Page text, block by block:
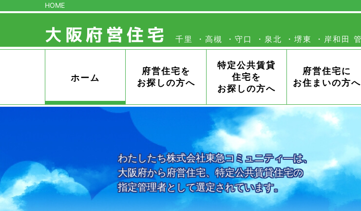
HOME
大阪府営住宅
管
ン
タ
ー
千里 高槻 守口 泉北 堺東 岸和田
ホーム
府営住宅を
お探しの方へ
特定公共賃貸
住宅を
お探しの方へ
府営住宅に
お住まいの方へ
わたしたち株式会社東急コミュニティ―は、
大阪府から府営住宅、特定公共賃貸住宅の
指定管理者として選定されています。